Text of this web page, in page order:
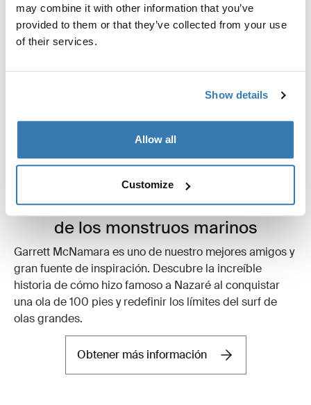
may combine it with other information that you’ve
provided to them or that they’ve collected from your use
of their services.
Show details
Allow all
Customize
Garrett McNamara se hace amigo
de los monstruos marinos
Garrett McNamara es uno de nuestro mejores amigos y
gran fuente de inspiración. Descubre la increíble
historia de cómo hizo famoso a Nazaré al conquistar
una ola de 100 pies y redefinir los límites del surf de
olas grandes.
Obtener más información